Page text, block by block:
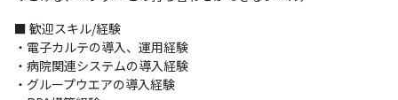
・鶴巻温泉病院に配属された後、同じチームの先輩からOJT形式
で指導を受けます
＜チームについて＞
・法人内にエンジニアは6名在籍（2024年3月時点）しており、各
拠点で業務を行っています
■ 歓迎スキル/経験
・電子カルテの導入、運用経験
・病院関連システムの導入経験
・グループウエアの導入経験